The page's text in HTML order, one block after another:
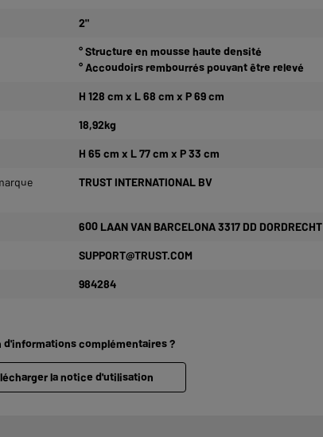
2"
° Structure en mousse haute densité
° Accoudoirs rembourrés pouvant être relevé
H 128 cm x L 68 cm x P 69 cm
18,92kg
H 65 cm x L 77 cm x P 33 cm
TRUST INTERNATIONAL BV
600 LAAN VAN BARCELONA 3317 DD DORDRECHT
SUPPORT@TRUST.COM
984284
d'informations complémentaires ?
la notice d'utilisation